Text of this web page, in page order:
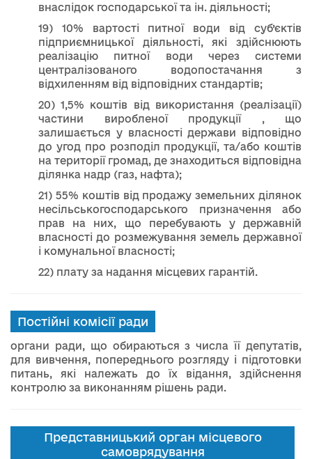
внаслідок господарської та ін. діяльності;
19) 10% вартості питної води від суб’єктів
підприємницької діяльності, які здійснюють
реалізацію питної води через системи
централізованого водопостачання з
відхиленням від відповідних стандартів;
20) 1,5% коштів від використання (реалізації)
частини виробленої продукції , що
залишається у власності держави відповідно
до угод про розподіл продукції, та/або коштів
на території громад, де знаходиться відповідна
ділянка надр (газ, нафта);
21) 55% коштів від продажу земельних ділянок
несільськогосподарського призначення або
прав на них, що перебувають у державній
власності до розмежування земель державної
і комунальної власності;
22) плату за надання місцевих гарантій.
Постійні комісії ради
органи ради, що обираються з числа її депутатів,
для вивчення, попереднього розгляду і підготовки
питань, які належать до їх відання, здійснення
контролю за виконанням рішень ради.
Представницький орган місцевого
самоврядування